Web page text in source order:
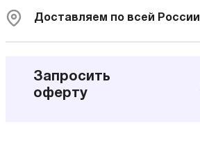
Доставляем по всей России
Запросить
оферту